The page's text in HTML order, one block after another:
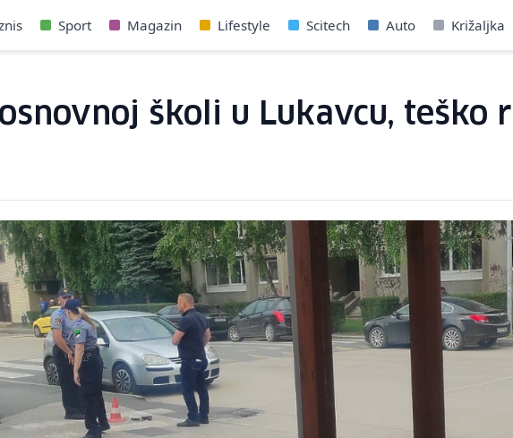
Sport Magazin Lifestyle Scitech Auto Križaljka
školi u Lukavcu, teško